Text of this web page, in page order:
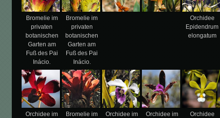
Bromelie im
privaten
botanischen
Garten am
Fuß des Pai
Inácio.
Bromelie im
privaten
botanischen
Garten am
Fuß des Pai
Inácio.
Orchidee
Epidendrum
elongatum
Orchidee im
Bromelie im
Orchidee im
Orchidee im
Orchidee